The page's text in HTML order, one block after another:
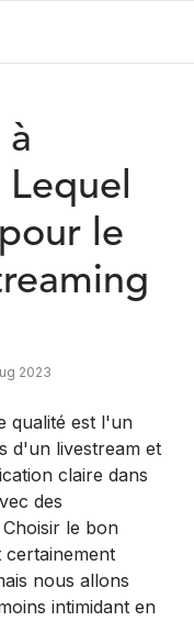
à Condensateur : Lequel
à
le
2023
qualité est l'un
d'un livestream et
claire dans
des
le bon
nous allons
intimidant en